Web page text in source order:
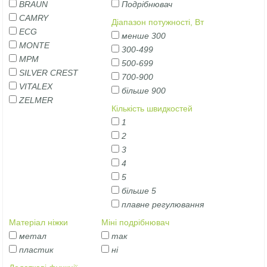
BRAUN
CAMRY
ECG
MONTE
MPM
SILVER CREST
VITALEX
ZELMER
Подрібнювач
Діапазон потужності, Вт
менше 300
300-499
500-699
700-900
більше 900
Кількість швидкостей
1
2
3
4
5
більше 5
плавне регулювання
Матеріал ніжки
метал
пластик
Міні подрібнювач
так
ні